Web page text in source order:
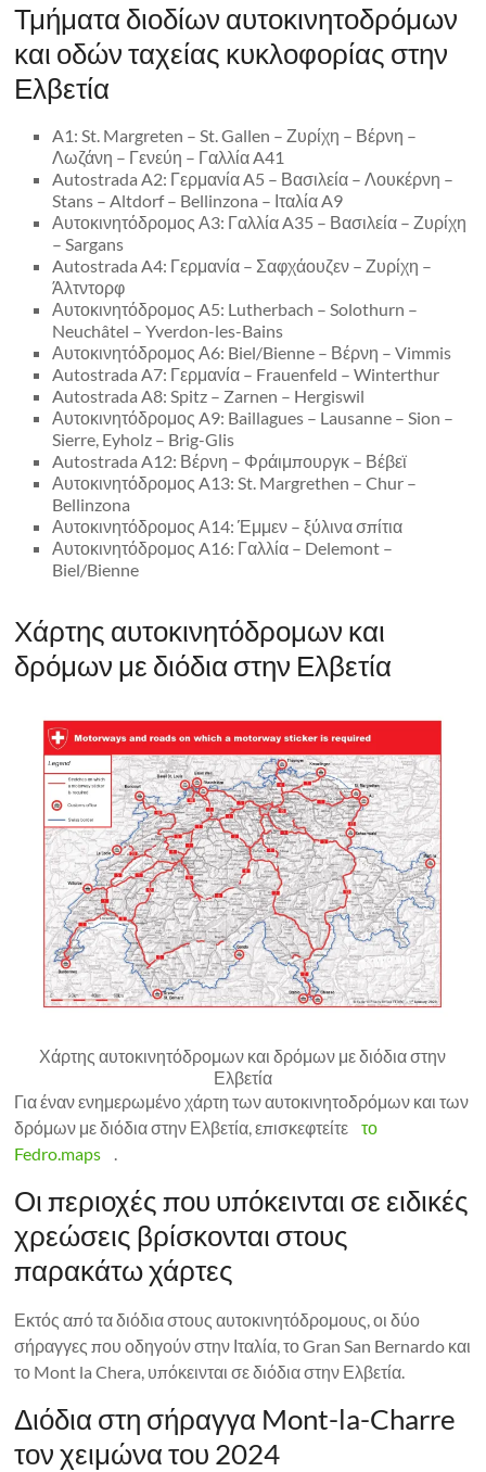
Τμήματα διοδίων αυτοκινητοδρόμων
και οδών ταχείας κυκλοφορίας στην
Ελβετία
A1: St. Margreten – St. Gallen – Ζυρίχη – Βέρνη –
Λωζάνη – Γενεύη – Γαλλία A41
Autostrada A2: Γερμανία A5 – Βασιλεία – Λουκέρνη –
Stans – Altdorf – Bellinzona – Ιταλία A9
Αυτοκινητόδρομος Α3: Γαλλία A35 – Βασιλεία – Ζυρίχη
– Sargans
Autostrada A4: Γερμανία – Σαφχάουζεν – Ζυρίχη –
Άλτντορφ
Αυτοκινητόδρομος A5: Lutherbach – Solothurn –
Neuchâtel – Yverdon-les-Bains
Αυτοκινητόδρομος Α6: Biel/Bienne – Βέρνη – Vimmis
Autostrada A7: Γερμανία – Frauenfeld – Winterthur
Autostrada A8: Spitz – Zarnen – Hergiswil
Αυτοκινητόδρομος A9: Baillagues – Lausanne – Sion –
Sierre, Eyholz – Brig-Glis
Autostrada A12: Βέρνη – Φράιμπουργκ – Βέβεϊ
Αυτοκινητόδρομος A13: St. Margrethen – Chur –
Bellinzona
Αυτοκινητόδρομος Α14: Έμμεν – ξύλινα σπίτια
Αυτοκινητόδρομος A16: Γαλλία – Delemont –
Biel/Bienne
Χάρτης αυτοκινητόδρομων και
δρόμων με διόδια στην Ελβετία
Χάρτης αυτοκινητόδρομων και δρόμων με διόδια στην
Ελβετία
Για έναν ενημερωμένο χάρτη των αυτοκινητοδρόμων και των
δρόμων με διόδια στην Ελβετία, επισκεφτείτετο
Fedro.maps
Οι περιοχές που υπόκεινται σε ειδικές
χρεώσεις βρίσκονται στους
παρακάτω χάρτες
Εκτός από τα διόδια στους αυτοκινητόδρομους, οι δύο
σήραγγες που οδηγούν στην Ιταλία, το Gran San Bernardo και
το Mont la Chera, υπόκεινται σε διόδια στην Ελβετία.
Διόδια στη σήραγγα Mont-la-Charre
τον χειμώνα του 2024